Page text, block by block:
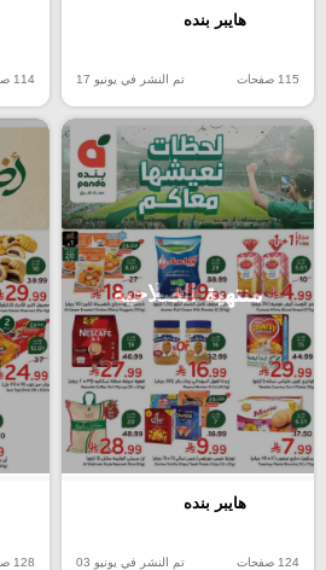
هايبر بنده
115 صفحات تم النشر في يونيو 17 114 صفحات
منتهية الصلاحية
هايبر بنده
124 صفحات تم النشر في يونيو 03 128 صفحات